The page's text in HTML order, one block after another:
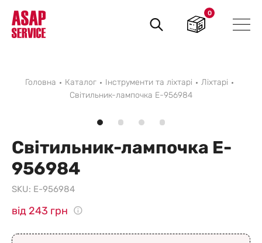
Пошук
товарів
0
Головна Каталог Інструменти та ліхтарі
Ліхтарі
Світильник-лампочка E-956984
Світильник-лампочка E-
956984
SKU: E-956984
від 243 грн